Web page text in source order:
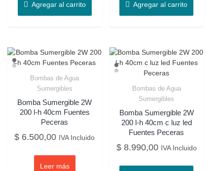
Agregar al carrito Agregar al carrito
Bombas de Agua
Sumergibles
Bomba Sumergible 2W
200 l-h 40cm Fuentes
Peceras
$ 6.500,00 IVA Incluido
Leer más
Bombas de Agua
Sumergibles
Bomba Sumergible 2W
200 l-h 40cm c luz led
Fuentes Peceras
$8.990,00 IVA Incluido